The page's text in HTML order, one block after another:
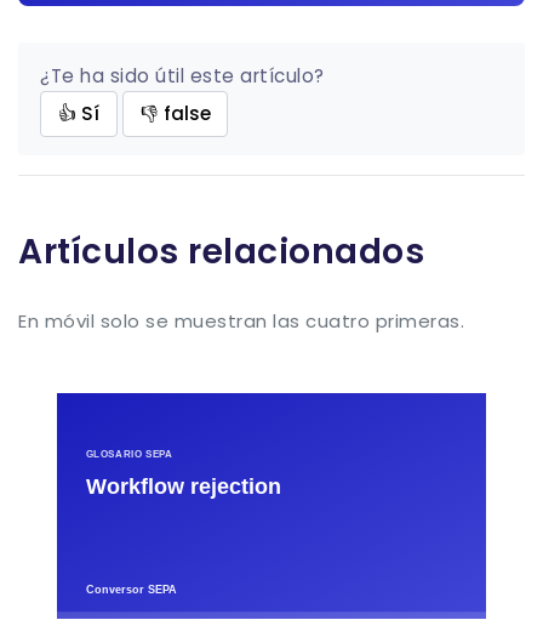
¿Te ha sido útil este artículo?
👍 Sí
👎 false
Artículos relacionados
En móvil solo se muestran las cuatro primeras.